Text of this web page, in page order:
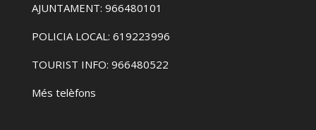
AJUNTAMENT: 966480101
POLICIA LOCAL: 619223996
TOURIST INFO: 966480522
Més telèfons